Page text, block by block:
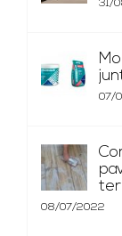
31/
07/
08/07/2022